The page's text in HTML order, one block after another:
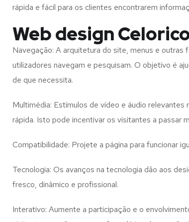
rápida e fácil para os clientes encontrarem
Web design
Navegação: A arquitetura do site, menus e outras
utilizadores navegam e pesquisam. O objetivo é
de que necessita.
Multimédia: Estímulos de vídeo e áudio
rápida. Isto pode incentivar os visitantes a passar
Compatibilidade: Projete a página para funcionar
Tecnologia: Os avanços na tecnologia dão aos
fresco, dinâmico e profissional.
Interativo: Aumente a participação e o